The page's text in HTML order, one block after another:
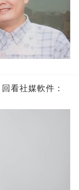
看社媒軟件：